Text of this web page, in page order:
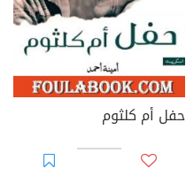
حفل أم كلثوم